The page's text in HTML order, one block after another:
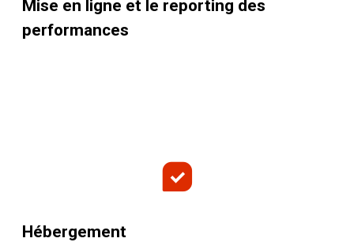
Mise en ligne et le reporting des
performances
Hébergement